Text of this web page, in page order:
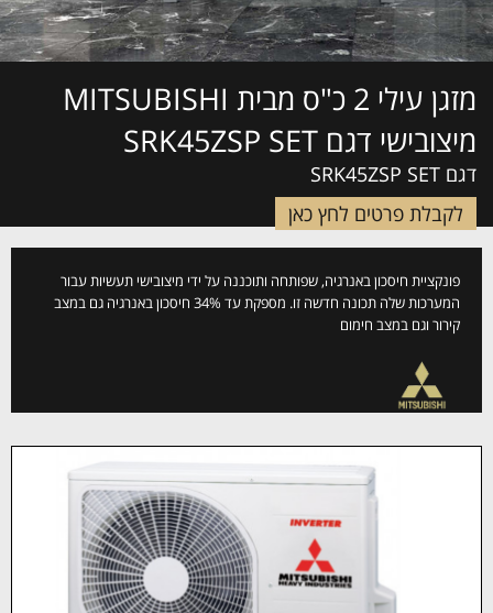
מזגן עילי 2 כ"ס מבית MITSUBISHI
מיצובישי דגם SRK45ZSP SET
דגם SRK45ZSP SET
לקבלת פרטים לחץ כאן
פונקציית חיסכון באנרגיה, שפותחה ותוכננה על ידי מיצובישי תעשיות עבור
המערכות שלה תכונה חדשה זו. מספקת עד 34% חיסכון באנרגיה גם במצב
קירור וגם במצב חימום